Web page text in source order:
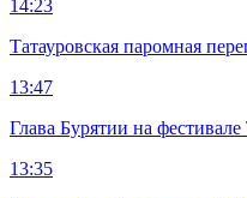
14:23
Татауровская паромная
13:47
Глава Бурятии на
13:35